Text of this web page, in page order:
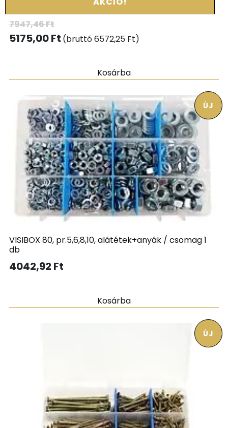
7947,46Ft
5175,00Ft (bruttó6572,25 Ft)
Kosárba
VISIBOX 80, pr.5,6,8,10, alátétek+anyák / csomag 1
db
4042,92 Ft
ÚJ
Kosárba
ÚJ